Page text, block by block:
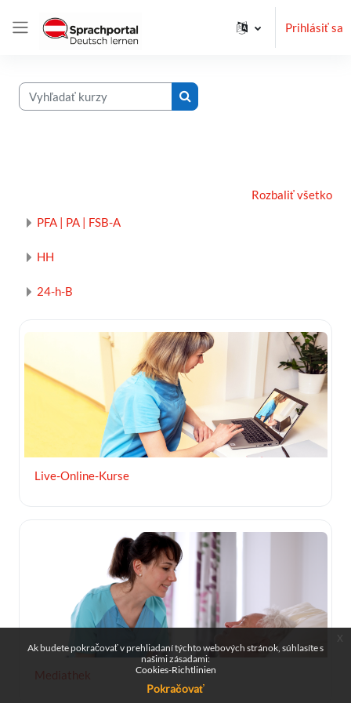
Bočný panel
Prihlásiť sa
Vyhľadať kurzy
Vyhľadať kurzy
Rozbaliť všetko
PFA | PA | FSB-A
HH
24-h-B
Obrázok kurzu Live-Online-Kurse
Live-Online-Kurse
Obrázok kurzu Mediathek
Ak budete pokračovať v prehliadaní týchto webových stránok, súhlasíte s
našimi zásadami:
Cookies-Richtlinien
Pokračovať